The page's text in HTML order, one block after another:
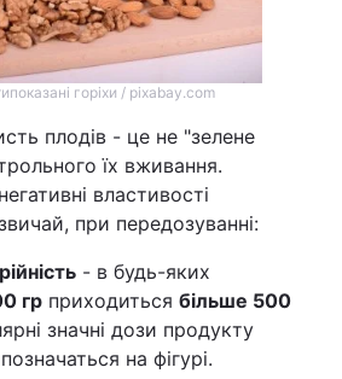
горіхи / pixabay.com
плодів - це не "зелене
їх вживання.
властивості
при передозуванні:
- в будь-яких
гр приходиться більше 500
значні дози продукту
на фігурі.